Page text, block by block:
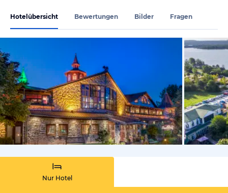
Hotelübersicht Bewertungen Bilder Fragen
vom
Nur Hotel